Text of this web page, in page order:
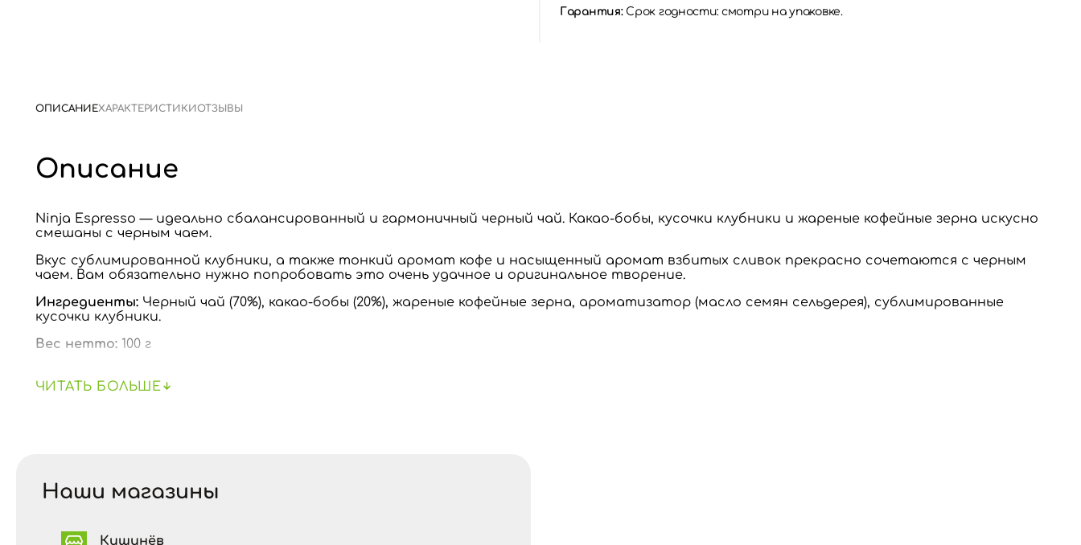
Гарантия:Срок годности: смотри на упаковке.
ОПИСАНИЕХАРАКТЕРИСТИКИОТЗЫВЫ
Описание
Ninja Espresso — идеально сбалансированный и гармоничный черный чай. Какао-бобы, кусочки клубники и жареные кофейные зерна искусно
смешаны с черным чаем.
Вкус сублимированной клубники, а также тонкий аромат кофе и насыщенный аромат взбитых сливок прекрасно сочетаются с черным
чаем. Вам обязательно нужно попробовать это очень удачное и оригинальное творение.
Ингредиенты: Черный чай (70%), какао-бобы (20%), жареные кофейные зерна, ароматизатор (масло семян сельдерея), сублимированные
кусочки клубники.
Вес нетто: 100 г
ЧИТАТЬ БОЛЬШЕ
Наши магазины
Кишинёв